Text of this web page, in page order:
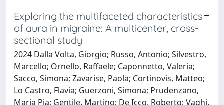
Exploring the multifaceted characteristics
of aura in migraine: A multicenter, cross-
sectional study
2024 Dalla Volta, Giorgio; Russo, Antonio; Silvestro,
Marcello; Ornello, Raffaele; Caponnetto, Valeria;
Sacco, Simona; Zavarise, Paola; Cortinovis, Matteo;
Lo Castro, Flavia; Guerzoni, Simona; Prudenzano,
Maria Pia; Gentile, Martino; De Icco, Roberto; Vaghi,